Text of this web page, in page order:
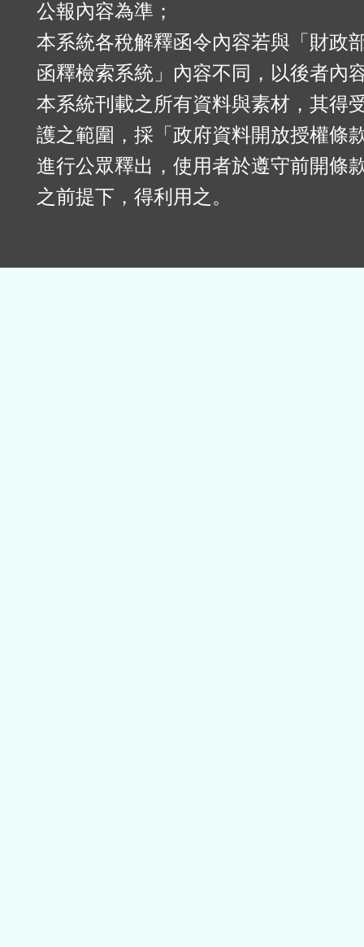
公報內容為準；
本系統各稅解釋函令內容若與「財政
函釋檢索系統」內容不同，以後者內
本系統刊載之所有資料與素材，其得
護之範圍，採「政府資料開放授權條
進行公眾釋出，使用者於遵守前開條
之前提下，得利用之。